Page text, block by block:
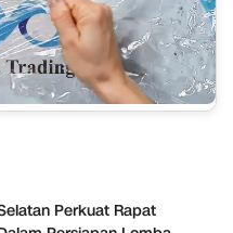
Perkuat Rapat